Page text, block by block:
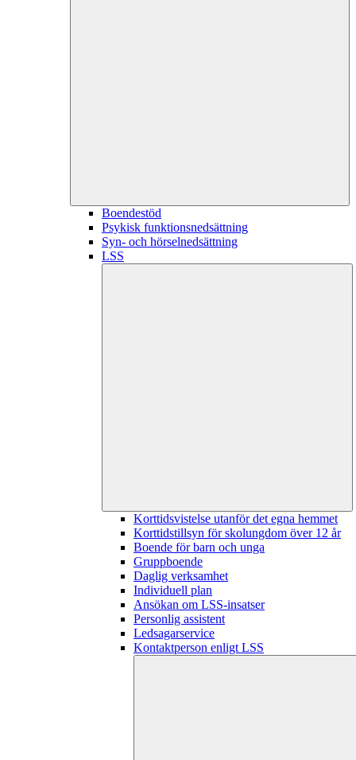
Boendestöd
Psykisk funktionsnedsättning
Syn- och hörselnedsättning
LSS
Korttidsvistelse utanför det egna hemmet
Korttidstillsyn för skolungdom över 12 år
Boende för barn och unga
Gruppboende
Daglig verksamhet
Individuell plan
Ansökan om LSS-insatser
Personlig assistent
Ledsagarservice
Kontaktperson enligt LSS